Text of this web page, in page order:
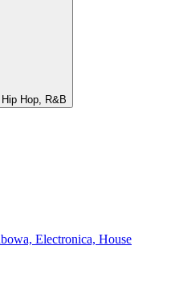
Hop, R&B
Electronica, House